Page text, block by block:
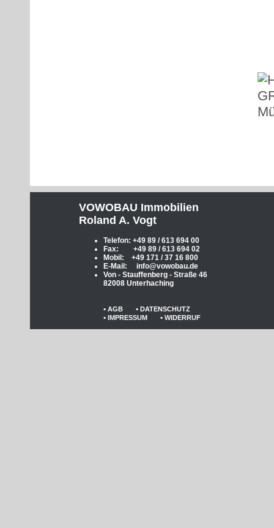
VOWOBAU Immobilien
Roland A. Vogt
Telefon: +49 89 / 613 694 00
Fax: +49 89 / 613 694 02
Mobil: +49 171 / 37 16 800
E-Mail: info@vowobau.de
Von - Stauffenberg - Straße 46
82008 Unterhaching
• AGB • DATENSCHUTZ
• IMPRESSUM • WIDERRUF